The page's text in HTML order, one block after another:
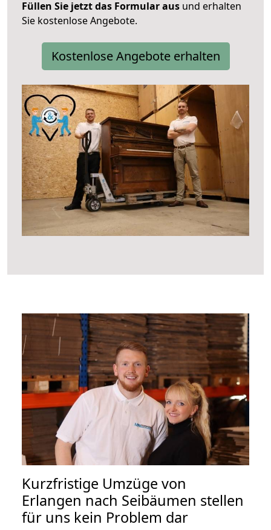
Füllen Sie jetzt das Formular aus und erhalten
Sie kostenlose Angebote.
Kostenlose Angebote erhalten
Kurzfristige Umzüge von
Erlangen nach Seibäumen stellen
für uns kein Problem dar